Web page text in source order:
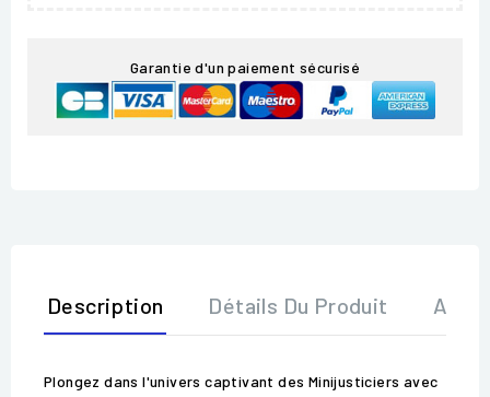
Garantie d'un paiement sécurisé
Description Détails Du Produit Avis
Plongez dans l'univers captivant des Minijusticiers avec